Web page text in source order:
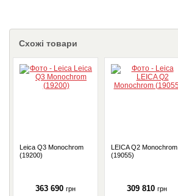
Схожі товари
Leica Q3 Monochrom
(19200)
363 690 грн
LEICA Q2 Monochrom
(19055)
309 810 грн